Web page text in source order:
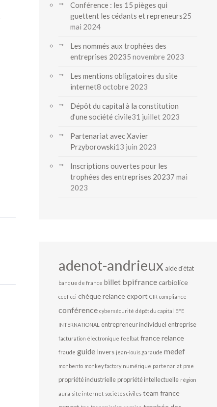
Conférence : les 15 pièges qui
guettent les cédants et repreneurs25
mai 2024
Les nommés aux trophées des
entreprises 20235 novembre 2023
Les mentions obligatoires du site
internet8 octobre 2023
Dépôt du capital à la constitution
d’une société civile31 juillet 2023
Partenariat avec Xavier
Przyborowski13 juin 2023
Inscriptions ouvertes pour les
trophées des entreprises 20237 mai
2023
adenot-andrieux aide d'état
banque de france billet bpifrancecarbiolice
ccef cci chèque relance export CIR compliance
conférence cybersécurité dépôt du capital EFE
INTERNATIONAL entrepreneur individuel entreprise
facturation électronique feelbat france relance
fraude guide Invers jean-louis garaude medef
monbento monkey factory numérique partenariat pme
propriété industriellepropriété intellectuelle région
aura site internet sociétés civiles team france